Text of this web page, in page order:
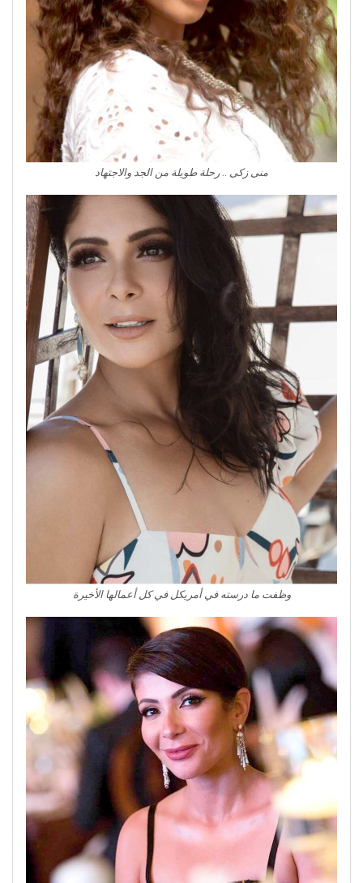
منى زكى .. رحلة طويلة من الجد والاجتهاد
وظفت ما درسته في أمريكل في كل أعمالها الأخيرة